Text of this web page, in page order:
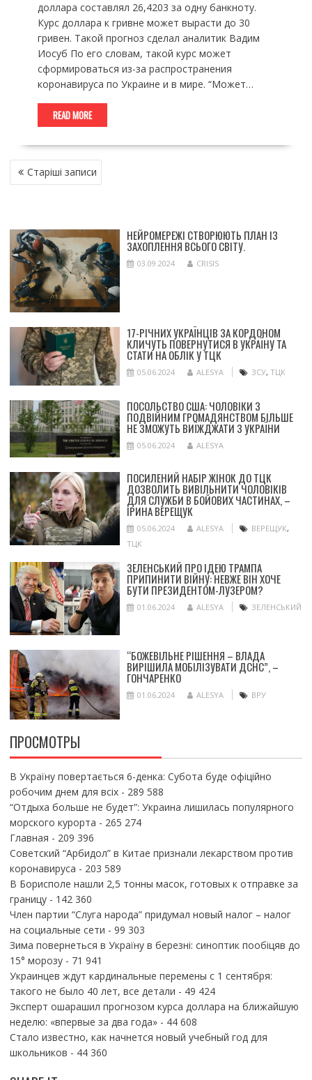
доллара составлял 26,4203 за одну банкноту.
Курс доллара к гривне может вырасти до 30
гривен. Такой прогноз сделал аналитик Вадим
Иосуб По его словам, такой курс может
сформироваться из-за распространения
коронавируса по Украине и в мире. “Может…
READ MORE
НАВІГАЦІЯ
ЗА Старіші записи
НЕЙРОМЕРЕЖІ СТВОРЮЮТЬ ПЛАН ІЗ
ЗАХОПЛЕННЯ ВСЬОГО СВІТУ.
03.09.2024 CRISIS
17-РІЧНИХ УКРАЇНЦІВ ЗА КОРДОНОМ
КЛИЧУТЬ ПОВЕРНУТИСЯ В УКРАЇНУ ТА
СТАТИ НА ОБЛІК У ТЦК
05.06.2024 ALESYA ЗСУ, ТЦК
ПОСОЛЬСТВО США: ЧОЛОВІКИ З
ПОДВІЙНИМ ГРОМАДЯНСТВОМ БІЛЬШЕ
НЕ ЗМОЖУТЬ ВИЇЖДЖАТИ З УКРАЇНИ
05.06.2024 ALESYA
ПОСИЛЕНИЙ НАБІР ЖІНОК ДО ТЦК
ДОЗВОЛИТЬ ВИВІЛЬНИТИ ЧОЛОВІКІВ
ДЛЯ СЛУЖБИ В БОЙОВИХ ЧАСТИНАХ, –
ІРИНА ВЕРЕЩУК
05.06.2024 ALESYA ВЕРЕЩУК,
ТЦК
ЗЕЛЕНСЬКИЙ ПРО ІДЕЮ ТРАМПА
ПРИПИНИТИ ВІЙНУ: НЕВЖЕ ВІН ХОЧЕ
БУТИ ПРЕЗИДЕНТОМ-ЛУЗЕРОМ?
01.06.2024 ALESYA ЗЕЛЕНСЬКИЙ
“БОЖЕВІЛЬНЕ РІШЕННЯ – ВЛАДА
ВИРІШИЛА МОБІЛІЗУВАТИ ДСНС”, –
ГОНЧАРЕНКО
01.06.2024 ALESYA ВРУ
ПРОСМОТРЫ
В Україну повертається 6-денка: Субота буде офіційно
робочим днем для всіх- 289 588
“Отдыха больше не будет”: Украина лишилась популярного
морского курорта - 265 274
Главная - 209 396
Советский “Арбидол” в Китае признали лекарством против
коронавируса - 203 589
В Борисполе нашли 2,5 тонны масок, готовых к отправке за
границу- 142 360
Член партии “Слуга народа” придумал новый налог – налог
на социальные сети - 99 303
Зима повернеться в Україну в березні: синоптик пообіцяв до
15° морозу- 71 941
Украинцев ждут кардинальные перемены с 1 сентября:
такого не было 40 лет, все детали - 49 424
Эксперт ошарашил прогнозом курса доллара на ближайшую
неделю: «впервые за два года»- 44 608
Стало известно, как начнется новый учебный год для
школьников - 44 360